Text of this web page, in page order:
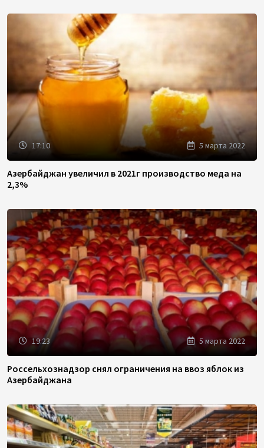
17:10 5 марта 2022
Азербайджан увеличил в 2021г производство меда на
2,3%
19:23 5 марта 2022
Россельхознадзор снял ограничения на ввоз яблок из
Азербайджана